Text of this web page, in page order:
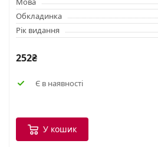
Обкладинка
Рік видання
252₴
Є в наявності
У кошик